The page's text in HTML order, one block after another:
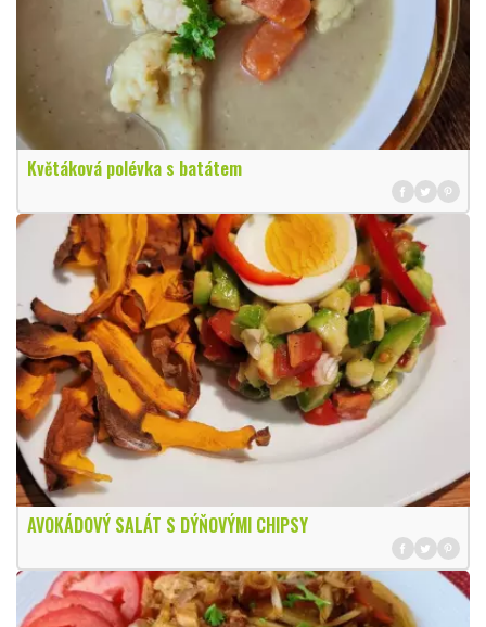
Květáková polévka s batátem
AVOKÁDOVÝ SALÁT S DÝŇOVÝMI CHIPSY